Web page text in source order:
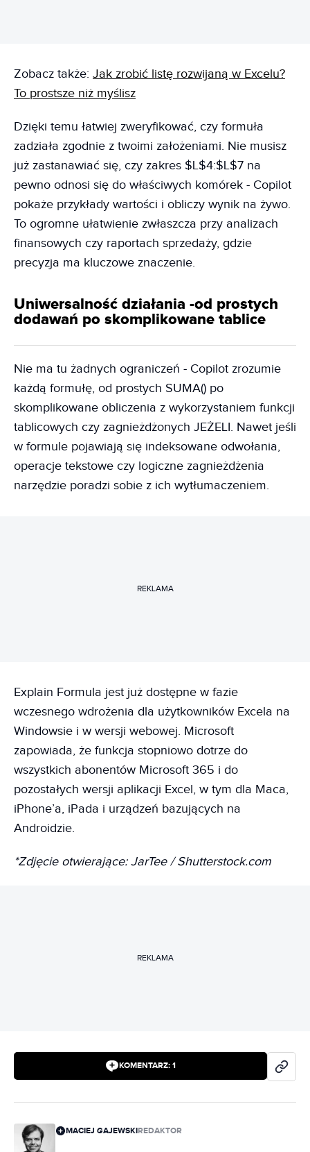
Zobacz także: Jak zrobić listę rozwijaną w Excelu?
To prostsze niż myślisz
Dzięki temu łatwiej zweryfikować, czy formuła
zadziała zgodnie z twoimi założeniami. Nie musisz
już zastanawiać się, czy zakres $L$4:$L$7 na
pewno odnosi się do właściwych komórek - Copilot
pokaże przykłady wartości i obliczy wynik na żywo.
To ogromne ułatwienie zwłaszcza przy analizach
finansowych czy raportach sprzedaży, gdzie
precyzja ma kluczowe znaczenie.
Uniwersalność działania -od prostych
dodawań po skomplikowane tablice
Nie ma tu żadnych ograniczeń - Copilot zrozumie
każdą formułę, od prostych SUMA() po
skomplikowane obliczenia z wykorzystaniem funkcji
tablicowych czy zagnieżdżonych JEŻELI. Nawet jeśli
w formule pojawiają się indeksowane odwołania,
operacje tekstowe czy logiczne zagnieżdżenia
narzędzie poradzi sobie z ich wytłumaczeniem.
REKLAMA
Explain Formula jest już dostępne w fazie
wczesnego wdrożenia dla użytkowników Excela na
Windowsie i w wersji webowej. Microsoft
zapowiada, że funkcja stopniowo dotrze do
wszystkich abonentów Microsoft 365 i do
pozostałych wersji aplikacji Excel, w tym dla Maca,
iPhone’a, iPada i urządzeń bazujących na
Androidzie.
*Zdjęcie otwierające: JarTee / Shutterstock.com
REKLAMA
KOMENTARZ: 1
MACIEJ GAJEWSKIREDAKTOR